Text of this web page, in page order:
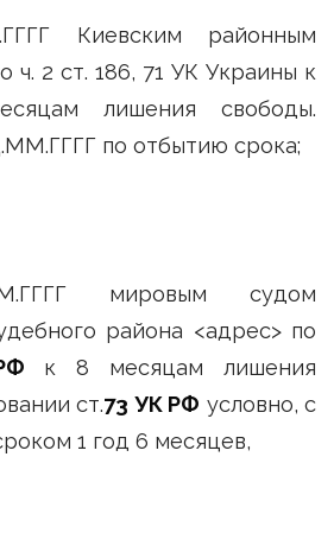
Киевским районным
ч. 2 ст. 186, 71 УК Украины к
лишения свободы.
по отбытию срока;
мировым судом
района <адрес> по
к 8 месяцам лишения
ст.73 УК РФ условно, с
1 год 6 месяцев,